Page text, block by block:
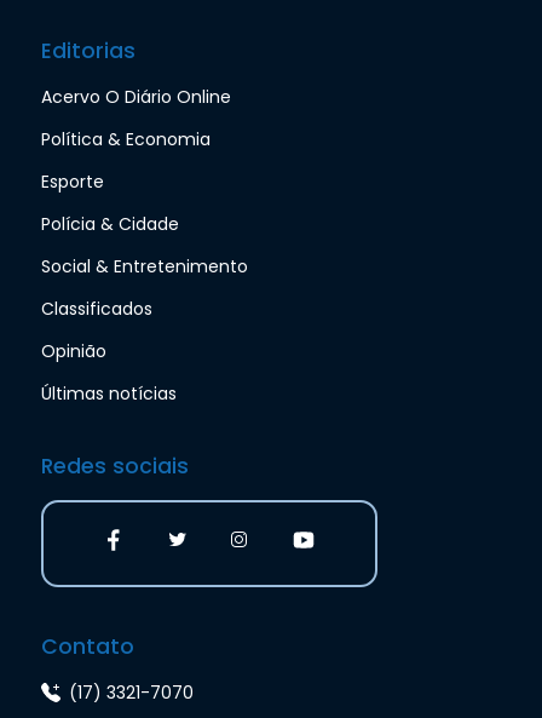
Editorias
Acervo O Diário Online
Política & Economia
Esporte
Polícia & Cidade
Social & Entretenimento
Classificados
Opinião
Últimas notícias
Redes sociais
Contato
(17) 3321-7070